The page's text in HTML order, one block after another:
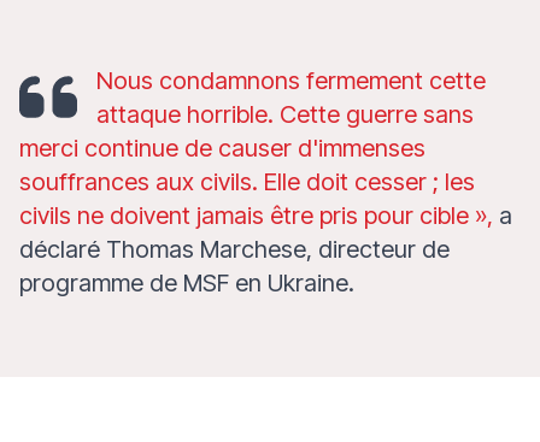
Nous condamnons fermement cette
attaque horrible. Cette guerre sans
merci continue de causer d'immenses
souffrances aux civils. Elle doit cesser ; les
civils ne doivent jamais être pris pour cible », a
déclaré Thomas Marchese, directeur de
programme de MSF en Ukraine.